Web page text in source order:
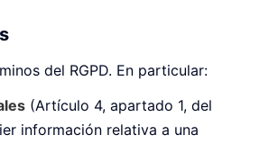
del RGPD. En particular:
(Artículo 4, apartado 1, del
información relativa a una